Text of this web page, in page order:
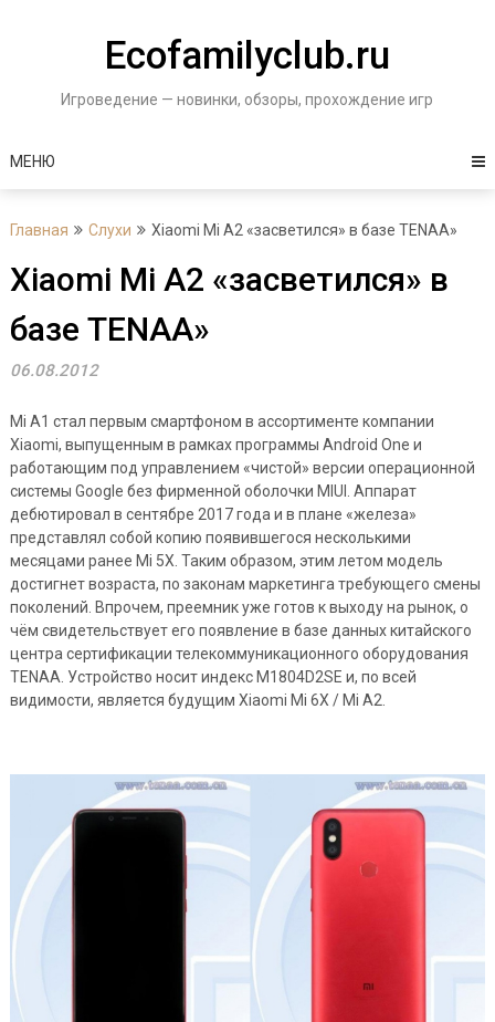
Ecofamilyclub.ru
Игроведение — новинки, обзоры, прохождение игр
МЕНЮ
Главная Слухи Xiaomi Mi A2 «засветился» в базе TENAA»
Xiaomi Mi A2 «засветился» в
базе TENAA»
06.08.2012
Mi A1 стал первым смартфоном в ассортименте компании
Xiaomi, выпущенным в рамках программы Android One и
работающим под управлением «чистой» версии операционной
системы Google без фирменной оболочки MIUI. Аппарат
дебютировал в сентябре 2017 года и в плане «железа»
представлял собой копию появившегося несколькими
месяцами ранее Mi 5X. Таким образом, этим летом модель
достигнет возраста, по законам маркетинга требующего смены
поколений. Впрочем, преемник уже готов к выходу на рынок, о
чём свидетельствует его появление в базе данных китайского
центра сертификации телекоммуникационного оборудования
TENAA. Устройство носит индекс M1804D2SE и, по всей
видимости, является будущим Xiaomi Mi 6X / Mi A2.